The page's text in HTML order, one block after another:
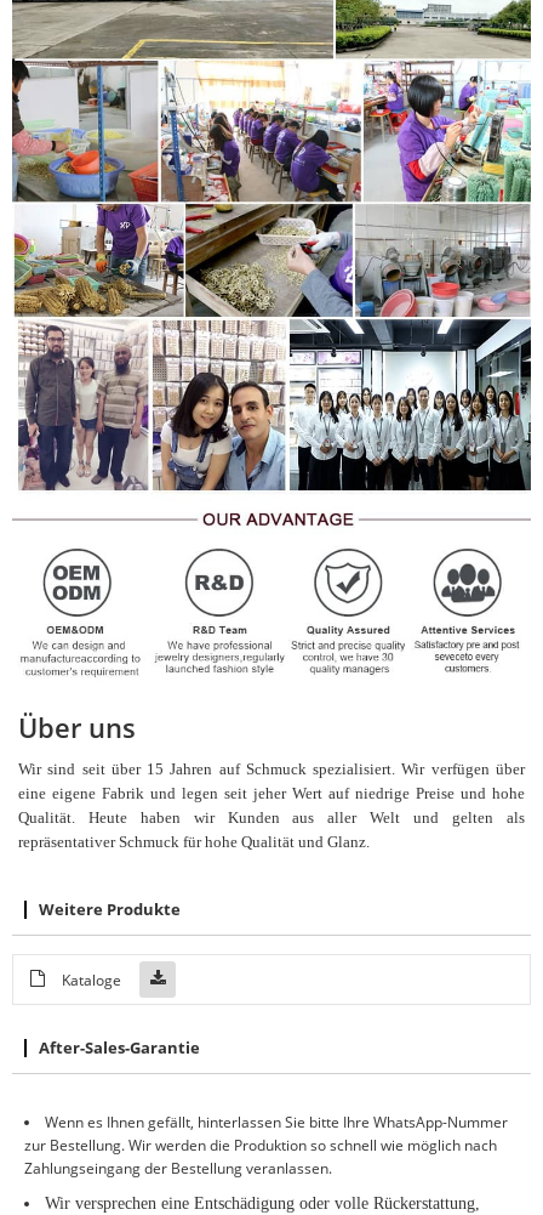
Über uns
Wir sind seit über 15 Jahren auf Schmuck spezialisiert. Wir verfügen über
eine eigene Fabrik und legen seit jeher Wert auf niedrige Preise und hohe
Qualität. Heute haben wir Kunden aus aller Welt und gelten als
repräsentativer Schmuck für hohe Qualität und Glanz.
Weitere Produkte
Kataloge
After-Sales-Garantie
Wenn es Ihnen gefällt, hinterlassen Sie bitte Ihre WhatsApp-Nummer
zur Bestellung. Wir werden die Produktion so schnell wie möglich nach
Zahlungseingang der Bestellung veranlassen.
Wir versprechen eine Entschädigung oder volle Rückerstattung,